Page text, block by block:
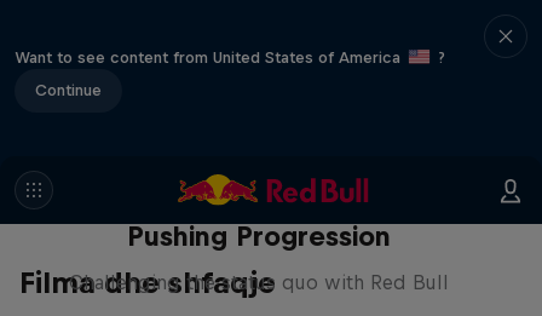
Want to see content from United States of America
?
Continue
Filma dhe shfaqje
Pushing Progression
Challenging the status quo with Red Bull